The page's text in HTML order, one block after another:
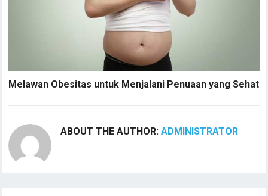
Melawan Obesitas untuk Menjalani Penuaan yang Sehat
ABOUT THE AUTHOR:ADMINISTRATOR